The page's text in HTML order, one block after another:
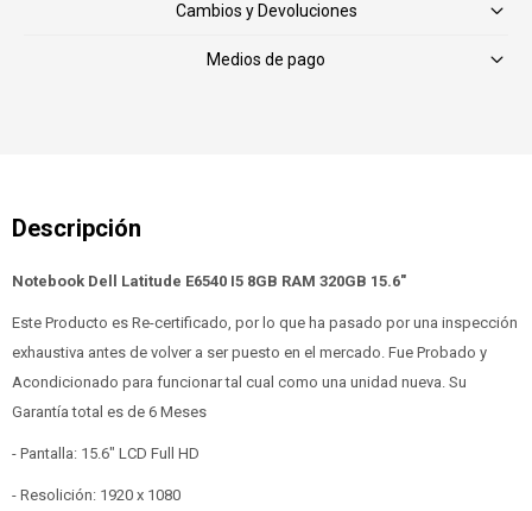
Cambios y Devoluciones
Medios de pago
Notebook Dell Latitude E6540 I5 8GB RAM 320GB 15.6"
Este Producto es Re-certificado, por lo que ha pasado por una inspección
exhaustiva antes de volver a ser puesto en el mercado. Fue Probado y
Acondicionado para funcionar tal cual como una unidad nueva. Su
Garantía total es de 6 Meses
- Pantalla: 15.6" LCD Full HD
- Resolición: 1920 x 1080